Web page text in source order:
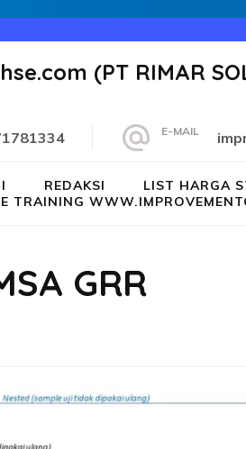
(PT RIMAR
E-MAIL
REDAKSI
LIST HARGA
TRAINING
GRR